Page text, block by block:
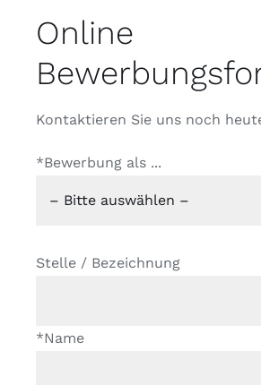
Online
Kontaktieren Sie uns noch
*Bewerbung als ...
Stelle / Bezeichnung
*Name